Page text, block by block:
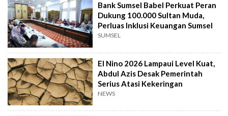
Bank Sumsel Babel Perkuat Peran
Dukung 100.000 Sultan Muda,
Perluas Inklusi Keuangan Sumsel
SUMSEL
El Nino 2026 Lampaui Level Kuat,
Abdul Azis Desak Pemerintah
Serius Atasi Kekeringan
NEWS